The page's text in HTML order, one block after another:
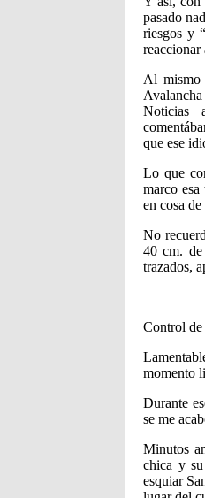
pasado
riesgos y
reaccionar
Al mismo
Noticias
que ese
Lo que
marco
en cosa
No
40 cm.
trazados,
Control de
momento
Durante
se me
Minutos
chica y
esquiar